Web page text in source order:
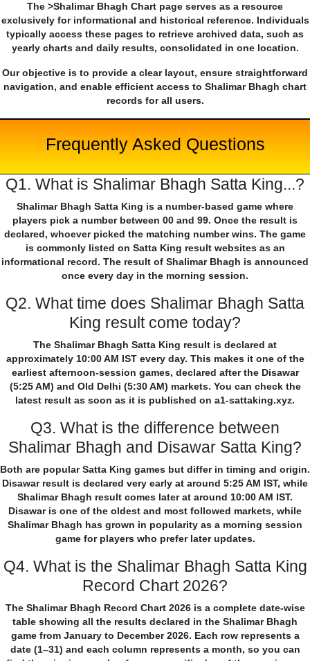
The >Shalimar Bhagh Chart page serves as a resource
exclusively for informational and historical reference. Individuals
typically access these pages to retrieve archived data, such as
yearly charts and daily results, consolidated in one location.
Our objective is to provide a clear layout, ensure straightforward
navigation, and enable efficient access to Shalimar Bhagh chart
records for all users.
Frequently Asked Questions
Q1. What is Shalimar Bhagh Satta King...?
Shalimar Bhagh Satta King is a number-based game where
players pick a number between 00 and 99. Once the result is
declared, whoever picked the matching number wins. The game
is commonly listed on Satta King result websites as an
informational record. The result of Shalimar Bhagh is announced
once every day in the morning session.
Q2. What time does Shalimar Bhagh Satta
King result come today?
The Shalimar Bhagh Satta King result is declared at
approximately 10:00 AM IST every day. This makes it one of the
earliest afternoon-session games, declared after the Disawar
(5:25 AM) and Old Delhi (5:30 AM) markets. You can check the
latest result as soon as it is published on a1-sattaking.xyz.
Q3. What is the difference between
Shalimar Bhagh and Disawar Satta King?
Both are popular Satta King games but differ in timing and origin.
Disawar result is declared very early at around 5:25 AM IST, while
Shalimar Bhagh result comes later at around 10:00 AM IST.
Disawar is one of the oldest and most followed markets, while
Shalimar Bhagh has grown in popularity as a morning session
game for players who prefer later updates.
Q4. What is the Shalimar Bhagh Satta King
Record Chart 2026?
The Shalimar Bhagh Record Chart 2026 is a complete date-wise
table showing all the results declared in the Shalimar Bhagh
game from January to December 2026. Each row represents a
date (1–31) and each column represents a month, so you can